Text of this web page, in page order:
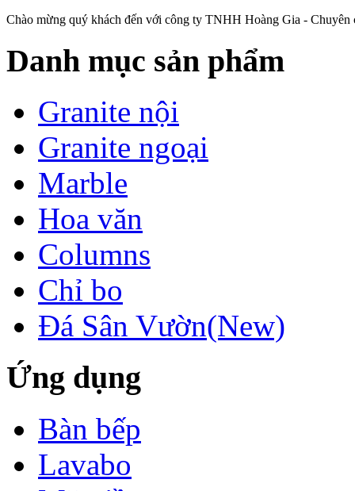
Chào mừng quý khách đến với công ty TNHH Hoàng Gia -
Danh mục sản phẩm
Granite nội
Granite ngoại
Marble
Hoa văn
Columns
Chỉ bo
Đá Sân Vườn(New)
Ứng dụng
Bàn bếp
Lavabo
LÀM CẦU THANG
BẰNG ĐÁ
GRANITE
Làm cầu thang